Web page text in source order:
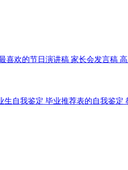
喜欢的节日演讲稿 家长会发言稿
生自我鉴定 毕业推荐表的自我鉴定